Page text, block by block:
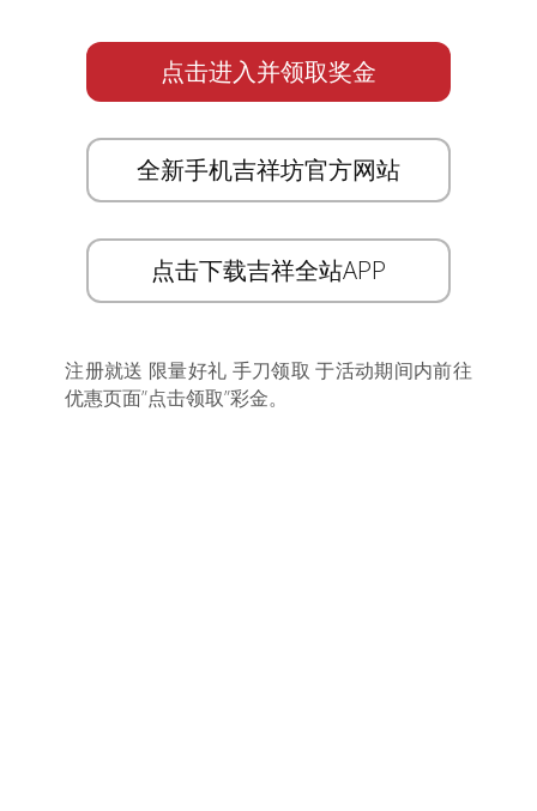
点击进入并领取奖金
全新手机吉祥坊官方网站
点击下载吉祥全站APP
注册就送 限量好礼 手刀领取 于活动期间内前往
优惠页面”点击领取”彩金。